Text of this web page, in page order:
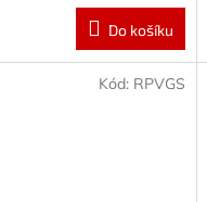
Do košíku
Kód: RPVGS